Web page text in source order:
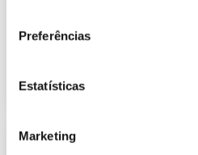
Preferências
Estatísticas
Marketing